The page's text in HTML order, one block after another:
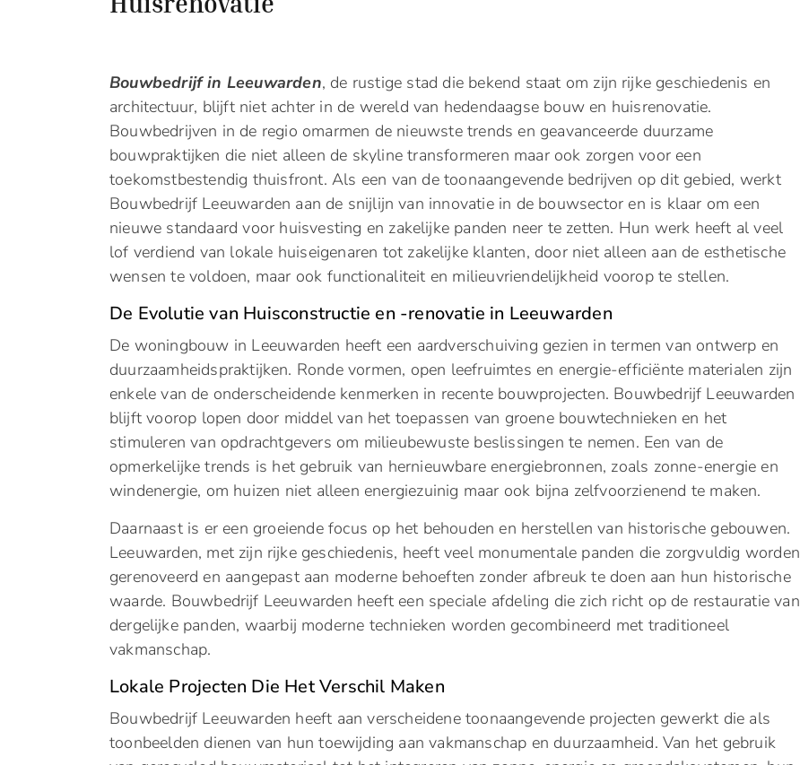
Bouwbedrijf in Leeuwarden, de rustige stad die bekend staat om zijn rijke geschiedenis en
architectuur, blijft niet achter in de wereld van hedendaagse bouw en huisrenovatie.
Bouwbedrijven in de regio omarmen de nieuwste trends en geavanceerde duurzame
bouwpraktijken die niet alleen de skyline transformeren maar ook zorgen voor een
toekomstbestendig thuisfront. Als een van de toonaangevende bedrijven op dit gebied, werkt
Bouwbedrijf Leeuwarden aan de snijlijn van innovatie in de bouwsector en is klaar om een
nieuwe standaard voor huisvesting en zakelijke panden neer te zetten. Hun werk heeft al veel
lof verdiend van lokale huiseigenaren tot zakelijke klanten, door niet alleen aan de esthetische
wensen te voldoen, maar ook functionaliteit en milieuvriendelijkheid voorop te stellen.
De Evolutie van Huisconstructie en -renovatie in Leeuwarden
De woningbouw in Leeuwarden heeft een aardverschuiving gezien in termen van ontwerp en
duurzaamheidspraktijken. Ronde vormen, open leefruimtes en energie-efficiënte materialen zijn
enkele van de onderscheidende kenmerken in recente bouwprojecten. Bouwbedrijf Leeuwarden
blijft voorop lopen door middel van het toepassen van groene bouwtechnieken en het
stimuleren van opdrachtgevers om milieubewuste beslissingen te nemen. Een van de
opmerkelijke trends is het gebruik van hernieuwbare energiebronnen, zoals zonne-energie en
windenergie, om huizen niet alleen energiezuinig maar ook bijna zelfvoorzienend te maken.
Daarnaast is er een groeiende focus op het behouden en herstellen van historische gebouwen.
Leeuwarden, met zijn rijke geschiedenis, heeft veel monumentale panden die zorgvuldig worden
gerenoveerd en aangepast aan moderne behoeften zonder afbreuk te doen aan hun historische
waarde. Bouwbedrijf Leeuwarden heeft een speciale afdeling die zich richt op de restauratie van
dergelijke panden, waarbij moderne technieken worden gecombineerd met traditioneel
vakmanschap.
Lokale Projecten Die Het Verschil Maken
Bouwbedrijf Leeuwarden heeft aan verscheidene toonaangevende projecten gewerkt die als
toonbeelden dienen van hun toewijding aan vakmanschap en duurzaamheid. Van het gebruik